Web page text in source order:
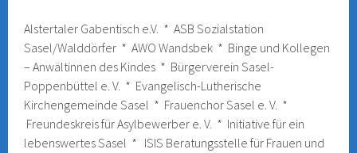
Alstertaler Gabentisch e.V. * ASB Sozialstation
Sasel/Walddörfer * AWO Wandsbek * Binge und Kollegen
– Anwältinnen des Kindes * Bürgerverein Sasel-
Poppenbüttel e. V. * Evangelisch-Lutherische
Kirchengemeinde Sasel * Frauenchor Sasel e. V. *
Freundeskreis für Asylbewerber e. V. * Initiative für ein
lebenswertes Sasel * ISIS Beratungsstelle für Frauen und